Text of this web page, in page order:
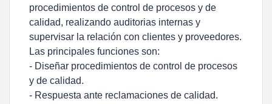
procedimientos de control de procesos y de
calidad, realizando auditorias internas y
supervisar la relación con clientes y proveedores.
Las principales funciones son:
- Diseñar procedimientos de control de procesos
y de calidad.
- Respuesta ante reclamaciones de calidad.